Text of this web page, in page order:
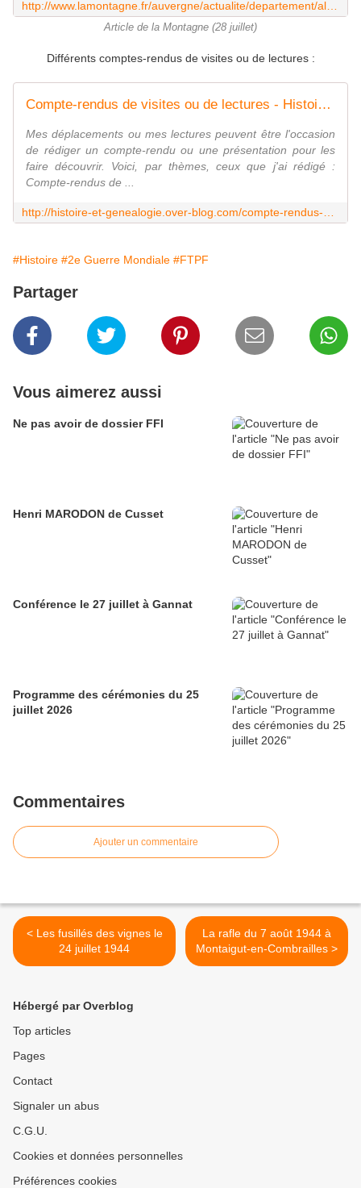
Article de la Montagne (28 juillet)
Différents comptes-rendus de visites ou de lectures :
Compte-rendus de visites ou de lectures - Histoire et Généalogie
Mes déplacements ou mes lectures peuvent être l'occasion
de rédiger un compte-rendu ou une présentation pour les
faire découvrir. Voici, par thèmes, ceux que j'ai rédigé :
Compte-rendus de ...
#Histoire #2e Guerre Mondiale #FTPF
Partager
Vous aimerez aussi
Ne pas avoir de dossier FFI
Henri MARODON de Cusset
Conférence le 27 juillet à Gannat
Programme des cérémonies du 25
juillet 2026
Commentaires
Ajouter un commentaire
< Les fusillés des vignes le
24 juillet 1944
La rafle du 7 août 1944 à
Montaigut-en-Combrailles >
Hébergé par Overblog
Top articles
Pages
Contact
Signaler un abus
C.G.U.
Cookies et données personnelles
Préférences cookies